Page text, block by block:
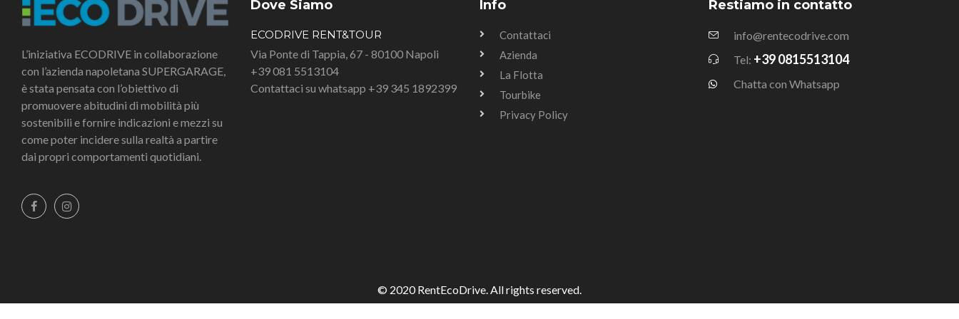
L’iniziativa ECODRIVE in collaborazione
con l’azienda napoletana SUPERGARAGE,
è stata pensata con l’obiettivo di
promuovere abitudini di mobilità più
sostenibili e fornire indicazioni e mezzi su
come poter incidere sulla realtà a partire
dai propri comportamenti quotidiani.
Dove Siamo
ECODRIVE RENT&TOUR
Via Ponte di Tappia, 67 - 80100 Napoli
+39 081 5513104
Contattaci su whatsapp +39 345 1892399
Info
Contattaci
Azienda
La Flotta
Tourbike
Privacy Policy
Restiamo in contatto
info@rentecodrive.com
Tel: +39 0815513104
Chatta con Whatsapp
© 2020 RentEcoDrive. All rights reserved.